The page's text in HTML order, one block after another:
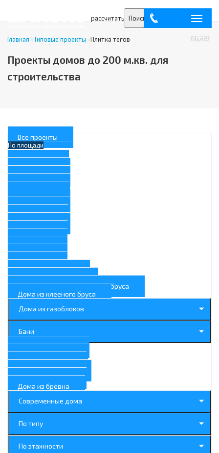
рассчитать
МЕНЮ
Поиск
Главная -Типовые проекты -Плитка тегов
Проекты домов до 200 м.кв. для
строительства
Все проекты
По площади
200 м.кв.
190 м.кв
180 м.кв.
160 м.кв.
150 м.кв.
140 м.кв
130 м.кв.
120 м.кв.
110 м.кв
100 м.кв.
90 м.кв.
80 м.кв.
70 м.кв.
60 м.кв.
50 м.кв.
Большие дома
Маленькие дома
Дома из профилированного бруса
Дома из клееного бруса
Дома из газоблоков
Бани
Дома с балконом
Дома с террасой
Дома с гаражом
Дома с котельной
Дома с камином
Дома из бревна
Современные дома
По типу
По этажности